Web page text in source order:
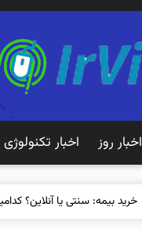
اخبار روز اخبار تکنولوژی
خرید بیمه: سنتی یا آنلاین؟